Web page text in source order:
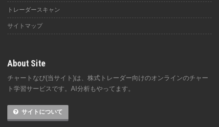
トレーダースキャン
サイトマップ
About Site
チャートなび(当サイト)は、株式トレーダー向けのオンラインのチャー
ト学習サービスです。AI分析もやってます。
サイトについて